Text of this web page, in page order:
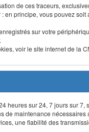
de ces traceurs,
en principe, vous pouvez
sur votre
voir le site internet de la
heures sur 24, 7 jours sur
de maintenance
une fiabilité des